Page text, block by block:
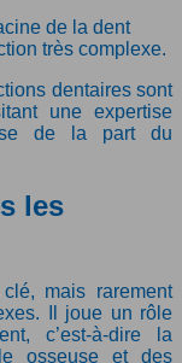
de la dent
très complexe.
dentaires sont
une expertise
de la part du
les
mais rarement
Il joue un rôle
c’est-à-dire la
osseuse et des